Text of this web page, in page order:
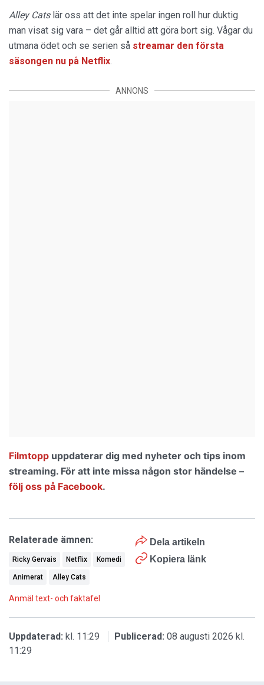
Alley Cats lär oss att det inte spelar ingen roll hur duktig
man visat sig vara – det går alltid att göra bort sig. Vågar du
utmana ödet och se serien så streamar den första
säsongen nu på Netflix.
ANNONS
Filmtopp uppdaterar dig med nyheter och tips inom
streaming. För att inte missa någon stor händelse –
följ oss på Facebook.
Dela artikeln
Kopiera länk
Relaterade ämnen:
Ricky Gervais Netflix Komedi
Animerat Alley Cats
Anmäl text- och faktafel
Uppdaterad: kl. 11:29 Publicerad: 08 augusti 2026 kl.
11:29